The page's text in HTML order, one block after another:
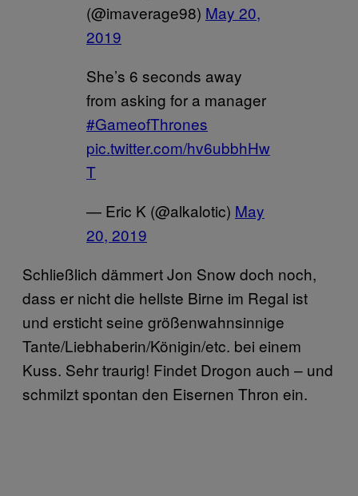
(@imaverage98) May 20,
2019
She’s 6 seconds away
from asking for a manager
#GameofThrones
pic.twitter.com/hv6ubbhHw
T
— Eric K (@alkalotic) May
20, 2019
Schließlich dämmert Jon Snow doch noch,
dass er nicht die hellste Birne im Regal ist
und ersticht seine größenwahnsinnige
Tante/Liebhaberin/Königin/etc. bei einem
Kuss. Sehr traurig! Findet Drogon auch – und
schmilzt spontan den Eisernen Thron ein.